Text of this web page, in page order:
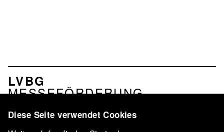
NAVIGATION
VERBAND
LVBG
MESSEFÖRDERUNG
LEISTUNGEN
NETZWERK
Diese Seite verwendet Cookies